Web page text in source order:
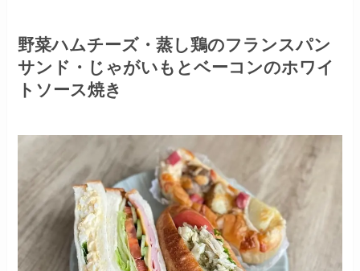
野菜ハムチーズ・蒸し鶏のフランスパン
サンド・じゃがいもとベーコンのホワイ
トソース焼き